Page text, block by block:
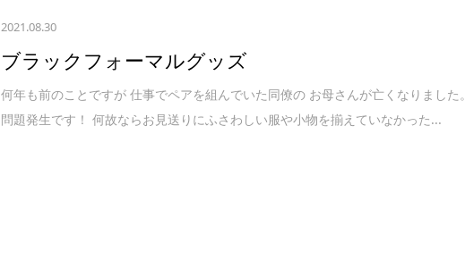
2021.08.30
ブラックフォーマルグッズ
何年も前のことですが 仕事でペアを組んでいた同僚の お母さんが亡くなりました
問題発生です！ 何故ならお見送りにふさわしい服や小物を揃えていなかった...